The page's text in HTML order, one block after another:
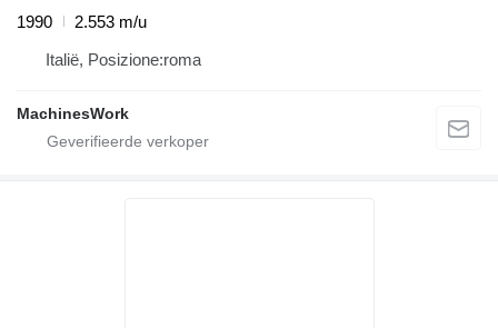
1990
2.553 m/u
Italië, Posizione:roma
MachinesWork